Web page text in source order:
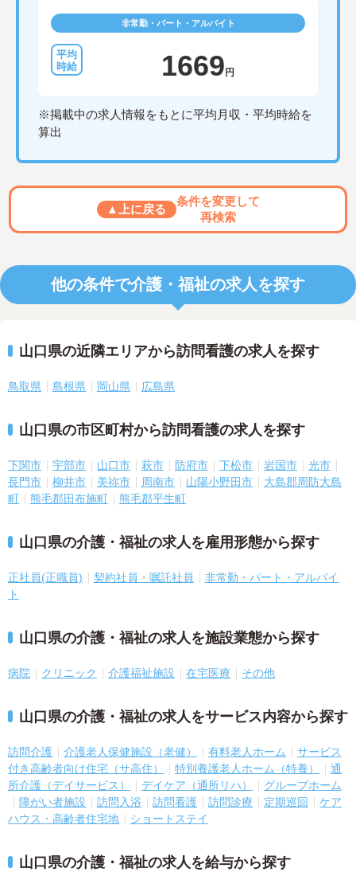
非常勤・パート・アルバイト
1669 円
※掲載中の求人情報をもとに平均月収・平均時給を
算出
▲上に戻る
条件を変更して
再検索
他の条件で介護・福祉の求人を探す
山口県の近隣エリアから訪問看護の求人を探す
鳥取県 島根県 岡山県 広島県
山口県の市区町村から訪問看護の求人を探す
下関市 宇部市 山口市 萩市 防府市 下松市 岩国市
光市
長門市
柳井市 美祢市 周南市 山陽小野田市
大島郡周防大島
町
熊毛郡田布施町 熊毛郡平生町
山口県の介護・福祉の求人を雇用形態から探す
正社員(正職員) 契約社員・嘱託社員
非常勤・パート・アルバイ
ト
山口県の介護・福祉の求人を施設業態から探す
病院 クリニック 介護福祉施設 在宅医療 その他
山口県の介護・福祉の求人をサービス内容から探す
訪問介護 介護老人保健施設（老健） 有料老人ホーム
サービス
付き高齢者向け住宅（サ高住）
特別養護老人ホーム（特養）
通
所介護（デイサービス）
デイケア（通所リハ）
グループホーム
障がい者施設
訪問入浴 訪問看護 訪問診療 定期巡回
ケア
ハウス・高齢者住宅地
ショートステイ
山口県の介護・福祉の求人を給与から探す